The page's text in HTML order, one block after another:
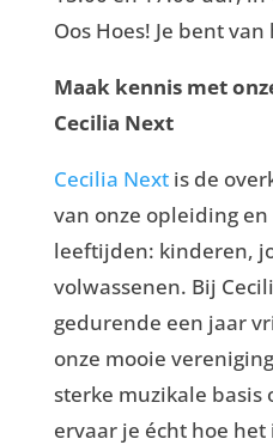
Oos Hoes! Je bent
Maak kennis met
Cecilia Next
Cecilia Nextis de
van onze opleiding
leeftijden: kinderen,
volwassenen. Bij
gedurende een jaar
onze mooie
sterke muzikale
ervaar je écht hoe